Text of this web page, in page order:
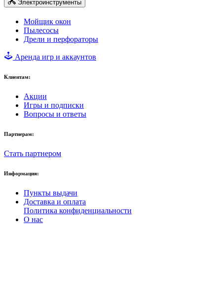
Электроинструменты
Мойщик окон
Пылесосы
Дрели и перфораторы
Аренда игр и аккаунтов
Клиентам:
Акции
Игры и подписки
Вопросы и ответы
Партнерам:
Стать партнером
Информация:
Пункты выдачи
Доставка и оплата
Политика конфиденциальности
О нас